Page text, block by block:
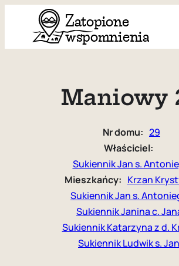
Maniowy
Nr domu: 29
Właściciel:
Sukiennik Jan s.
Mieszkańcy: Krzan
Sukiennik Jan s.
Sukiennik Janina c.
Sukiennik Katarzyna z d.
Sukiennik Ludwik s.